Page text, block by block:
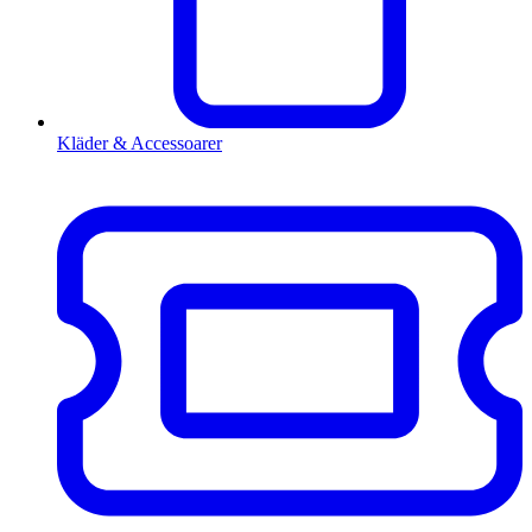
Kläder & Accessoarer